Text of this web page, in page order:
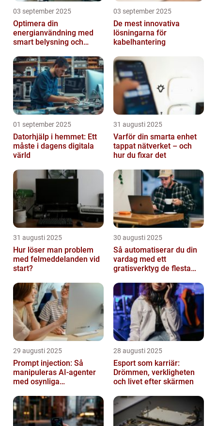
03 september 2025
Optimera din
energianvändning med
smart belysning och
03 september 2025
De mest innovativa
lösningarna för
kabelhantering
01 september 2025
Datorhjälp i hemmet: Ett
måste i dagens digitala
värld
31 augusti 2025
Varför din smarta enhet
tappat nätverket – och
hur du fixar det
31 augusti 2025
Hur löser man problem
med felmeddelanden vid
start?
30 augusti 2025
Så automatiserar du din
vardag med ett
gratisverktyg de flesta
29 augusti 2025
Prompt injection: Så
manipuleras AI-agenter
med osynliga
28 augusti 2025
Esport som karriär:
Drömmen, verkligheten
och livet efter skärmen